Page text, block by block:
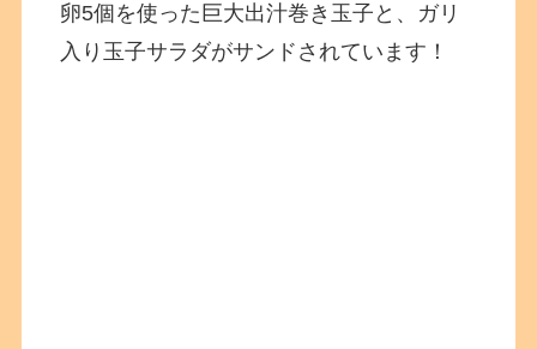
卵5個を使った巨大出汁巻き玉子と、ガリ
入り玉子サラダがサンドされています！